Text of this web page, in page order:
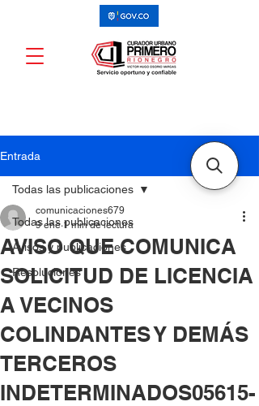
Entrada
Todas las publicaciones
Avisos y publicaciones
Resoluciones
Todas las publicaciones
AVISO QUE COMUNICA
SOLICITUD DE LICENCIA
A VECINOS
COLINDANTES Y DEMÁS
TERCEROS
INDETERMINADOS05615-
comunicaciones679
9 ene 1 min de lectura